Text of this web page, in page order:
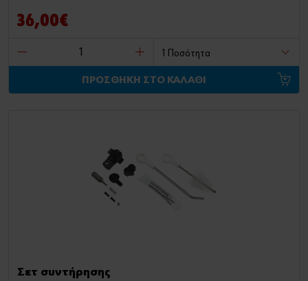
36,00€
ΠΡΟΣΘΗΚΗ ΣΤΟ ΚΑΛΑΘΙ
Σετ συντήρησης